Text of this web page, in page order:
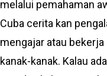
melalui pemahaman
Cuba cerita kan
mengajar atau bekerja
kanak-kanak. Kalau